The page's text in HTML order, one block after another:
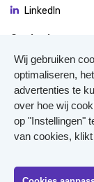
LinkedIn
Contact
De Molen 94
3995 AX Houten
0306348900
Meer contact
Veterinair Vangnet
Pers
KvK 40477835
Wij gebruiken
optimaliseren,
advertenties te
over hoe wij
op "Instellingen"
van cookies,